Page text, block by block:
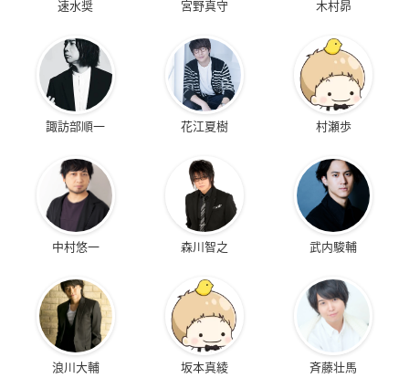
速水奨 宮野真守 木村昴
諏訪部順一 花江夏樹 村瀬歩
中村悠一 森川智之 武内駿輔
浪川大輔 坂本真綾 斉藤壮馬